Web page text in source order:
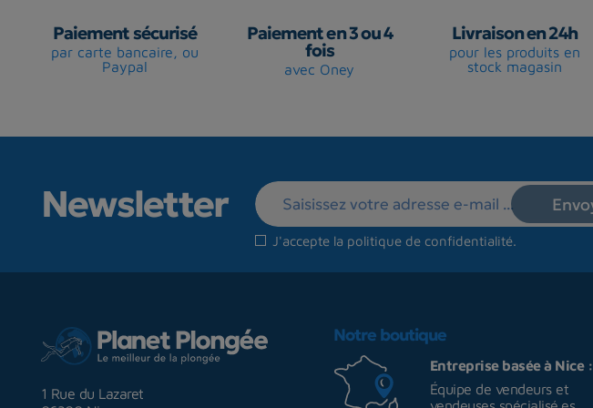
Paiement sécurisé
par carte bancaire, ou
Paypal
Paiement en 3 ou 4
fois
avec Oney
Livraison en 24h
pour les produits en
stock magasin
Newsletter
J'accepte la politique de confidentialité.
1 Rue du Lazaret
Notre boutique
Entreprise basée à Nice :
Équipe de vendeurs et